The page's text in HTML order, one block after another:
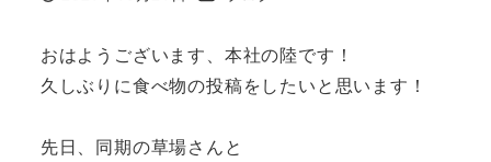
投稿日
おはようございます、本社の陸です！
久しぶりに食べ物の投稿をしたいと思います！
先日、同期の草場さんと